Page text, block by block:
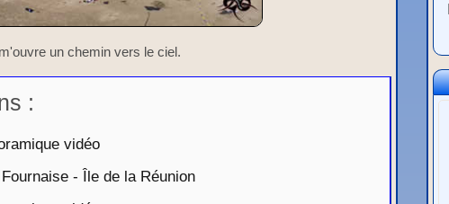
un chemin vers le ciel.
:
vidéo
- Île de la Réunion